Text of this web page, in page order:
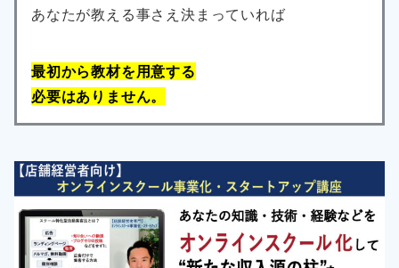
あなたが教える事さえ決まっていれば
最初から教材を用意する
必要はありません。